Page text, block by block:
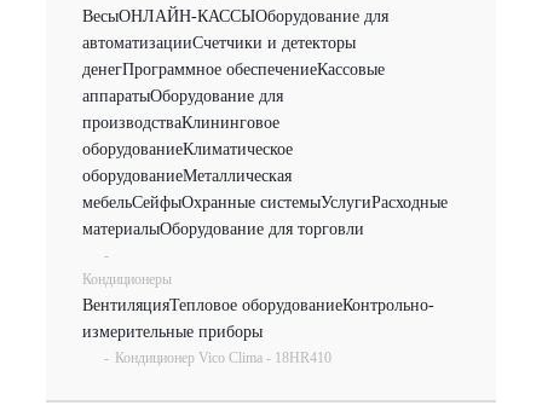
ВесыОНЛАЙН-КАССЫОборудование для
автоматизацииСчетчики и детекторы
денегПрограммное обеспечениеКассовые
аппаратыОборудование для
производстваКлининговое
оборудованиеКлиматическое
оборудованиеМеталлическая
мебельСейфыОхранные системыУслугиРасходные
материалыОборудование для торговли
-
Кондиционеры
ВентиляцияТепловое оборудованиеКонтрольно-
измерительные приборы
- Кондиционер Vico Clima - 18HR410